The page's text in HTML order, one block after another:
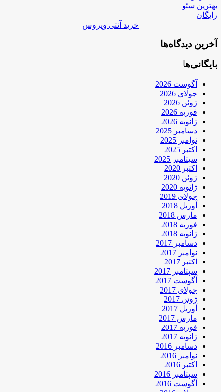
بهترین سئو
رایگان
خرید آنتی ویروس
آخرین دیدگاه‌ها
بایگانی‌ها
آگوست 2026
جولای 2026
ژوئن 2026
فوریه 2026
ژانویه 2026
دسامبر 2025
نوامبر 2025
اکتبر 2025
سپتامبر 2025
اکتبر 2020
ژوئن 2020
ژانویه 2020
جولای 2019
آوریل 2018
مارس 2018
فوریه 2018
ژانویه 2018
دسامبر 2017
نوامبر 2017
اکتبر 2017
سپتامبر 2017
آگوست 2017
جولای 2017
ژوئن 2017
آوریل 2017
مارس 2017
فوریه 2017
ژانویه 2017
دسامبر 2016
نوامبر 2016
اکتبر 2016
سپتامبر 2016
آگوست 2016